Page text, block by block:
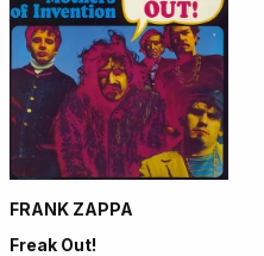
FRANK ZAPPA
Freak Out!